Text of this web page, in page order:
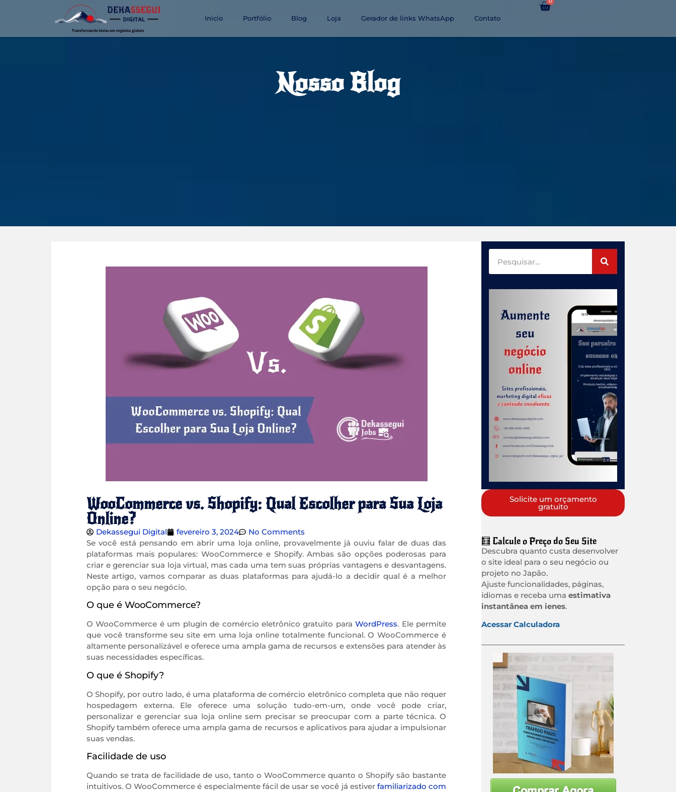
Inicio Portfólio Blog Loja Gerador de links WhatsApp Contato
Nosso Blog
WooCommerce vs. Shopify: Qual Escolher para Sua Loja
Online?
Dekassegui Digital fevereiro 3, 2024
No Comments
Se você está pensando em abrir uma loja online, provavelmente já ouviu falar de duas das
plataformas mais populares: WooCommerce e Shopify. Ambas são opções poderosas para
criar e gerenciar sua loja virtual, mas cada uma tem suas próprias vantagens e desvantagens.
Neste artigo, vamos comparar as duas plataformas para ajudá-lo a decidir qual é a melhor
opção para o seu negócio.
O que é WooCommerce?
O WooCommerce é um plugin de comércio eletrônico gratuito paraWordPress. Ele permite
que você transforme seu site em uma loja online totalmente funcional. O WooCommerce é
altamente personalizável e oferece uma ampla gama de recursos e extensões para atender às
suas necessidades específicas.
O que é Shopify?
O Shopify, por outro lado, é uma plataforma de comércio eletrônico completa que não requer
hospedagem externa. Ele oferece uma solução tudo-em-um, onde você pode criar,
personalizar e gerenciar sua loja online sem precisar se preocupar com a parte técnica. O
Shopify também oferece uma ampla gama de recursos e aplicativos para ajudar a impulsionar
suas vendas.
Facilidade de uso
Quando se trata de facilidade de uso, tanto o WooCommerce quanto o Shopify são bastante
intuitivos. O WooCommerce é especialmente fácil de usar se você já estiver familiarizado com
Solicite um orçamento
gratuito
🧮 Calcule o Preço do Seu Site
Descubra quanto custa desenvolver
o site ideal para o seu negócio ou
projeto no Japão.
Ajuste funcionalidades, páginas,
idiomas e receba uma estimativa
instantânea em ienes.
Acessar Calculadora